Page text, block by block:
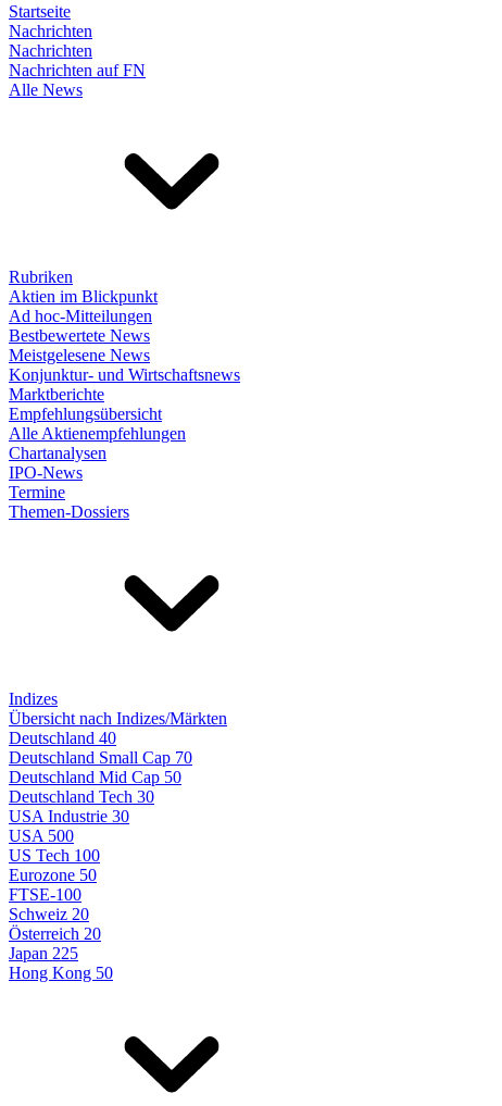
Startseite
Nachrichten
Nachrichten
Nachrichten auf FN
Alle News
Rubriken
Aktien im Blickpunkt
Ad hoc-Mitteilungen
Bestbewertete News
Meistgelesene News
Konjunktur- und Wirtschaftsnews
Marktberichte
Empfehlungsübersicht
Alle Aktienempfehlungen
Chartanalysen
IPO-News
Termine
Themen-Dossiers
Indizes
Übersicht nach Indizes/Märkten
Deutschland 40
Deutschland Small Cap 70
Deutschland Mid Cap 50
Deutschland Tech 30
USA Industrie 30
USA 500
US Tech 100
Eurozone 50
FTSE-100
Schweiz 20
Österreich 20
Japan 225
Hong Kong 50